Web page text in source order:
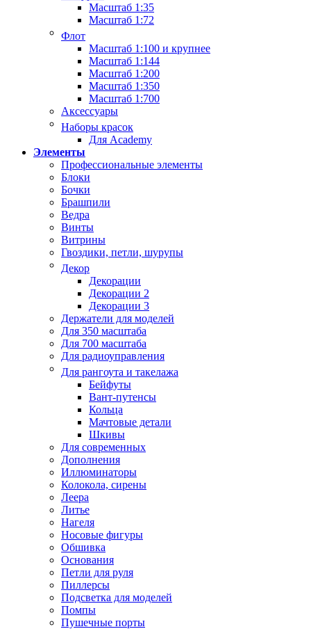
Масштаб 1:35
Масштаб 1:72
Флот
Масштаб 1:100 и крупнее
Масштаб 1:144
Масштаб 1:200
Масштаб 1:350
Масштаб 1:700
Аксессуары
Наборы красок
Для Academy
Элементы
Профессиональные элементы
Блоки
Бочки
Брашпили
Ведра
Винты
Витрины
Гвоздики, петли, шурупы
Декор
Декорации
Декорации 2
Декорации 3
Держатели для моделей
Для 350 масштаба
Для 700 масштаба
Для радиоуправления
Для рангоута и такелажа
Бейфуты
Вант-путенсы
Кольца
Мачтовые детали
Шкивы
Для современных
Дополнения
Иллюминаторы
Колокола, сирены
Леера
Литье
Нагеля
Носовые фигуры
Обшивка
Основания
Петли для руля
Пиллерсы
Подсветка для моделей
Помпы
Пушечные порты